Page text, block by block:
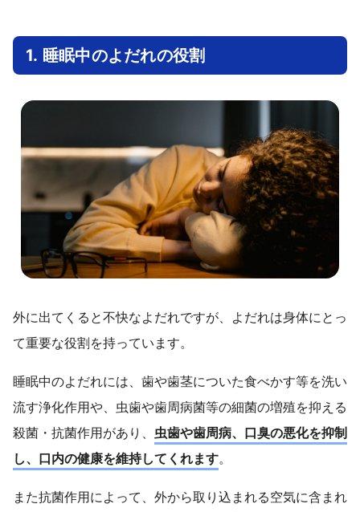
1. 睡眠中のよだれの役割
外に出てくると不快なよだれですが、よだれは身体にとっ
て重要な役割を持っています。
睡眠中のよだれには、歯や歯茎についた食べかす等を洗い
流す浄化作用や、虫歯や歯周病菌等の細菌の増殖を抑える
殺菌・抗菌作用があり、 虫歯や歯周病、口臭の悪化を抑制
し、口内の健康を維持してくれます。
また抗菌作用によって、外から取り込まれる空気に含まれ